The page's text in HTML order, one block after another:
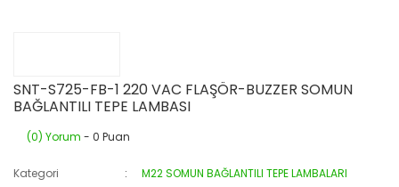
SNT-S725-FB-1 220 VAC FLAŞÖR-BUZZER SOMUN
BAĞLANTILI TEPE LAMBASI
(0) Yorum - 0 Puan
Kategori
M22 SOMUN BAĞLANTILI TEPE LAMBALARI